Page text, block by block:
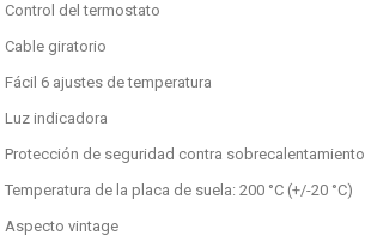
Control del termostato
Cable giratorio
Fácil 6 ajustes de temperatura
Luz indicadora
Protección de seguridad contra sobrecalentamiento
Temperatura de la placa de suela: 200 °C (+/-20 °C)
Aspecto vintage